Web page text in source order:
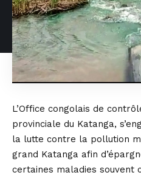
L’Office congolais de
provinciale du Katanga,
la lutte contre la pollution
grand Katanga afin
certaines maladies souvent